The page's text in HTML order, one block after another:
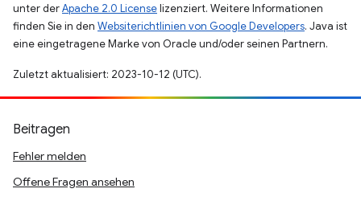
unter derApache 2.0 Licenselizenziert. Weitere Informationen
finden Sie in den Websiterichtlinien von Google Developers. Java ist
eine eingetragene Marke von Oracle und/oder seinen Partnern.
Zuletzt aktualisiert: 2023-10-12 (UTC).
Beitragen
Fehler melden
Offene Fragen ansehen